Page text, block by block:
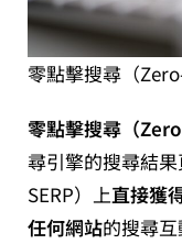
零點擊搜尋（
零點擊搜尋（
尋引擎的搜尋結
SERP）上直接獲
任何網站的搜尋互